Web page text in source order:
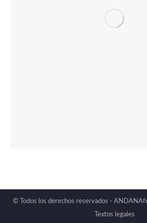
© Todos los derechos reservados -
Textos legales